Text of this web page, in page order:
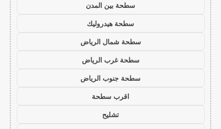
سطحة بين المدن
سطحة هيدروليك
سطحة شمال الرياض
سطحة غرب الرياض
سطحة جنوب الرياض
اقرب سطحة
تشليح